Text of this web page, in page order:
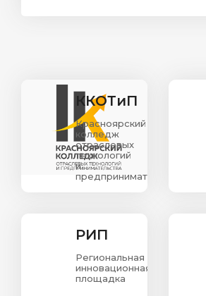
ККОТиП
Красноярский
колледж
отраслевых
технологий
и
предпринимательства.
РИП
Региональная
инновационная
площадка